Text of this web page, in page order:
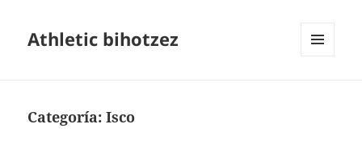
Athletic bihotzez
Categoría:Isco